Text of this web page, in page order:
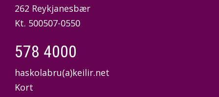
undirbúningsnámi á Háskólabrú. Ef þú
hefur lokið að minnsta kosti 90
starfsreynslu getur þú tekið grunnáfanga í
stærðfræði, íslensku og ensku á
2.hæfnisþrepi og fjármálalæsi áður en nám
hefst að hausti eða vori og skráð þig í
262 Reykjanesbær
Kt. 500507-0550
578 4000
haskolabru(a)keilir.net
Kort